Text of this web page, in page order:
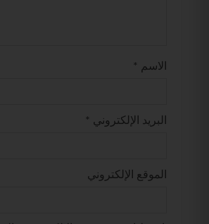
الاسم *
البريد الإلكتروني *
الموقع الإلكتروني